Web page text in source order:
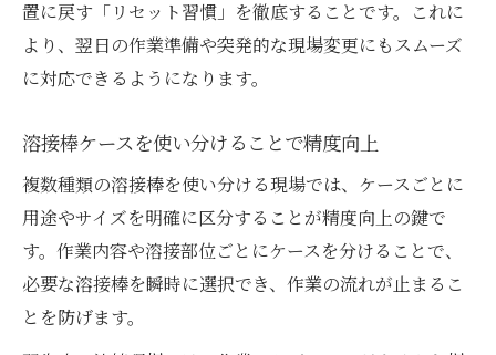
置に戻す「リセット習慣」を徹底することです。これに
より、翌日の作業準備や突発的な現場変更にもスムーズ
に対応できるようになります。
溶接棒ケースを使い分けることで精度向上
複数種類の溶接棒を使い分ける現場では、ケースごとに
用途やサイズを明確に区分することが精度向上の鍵で
す。作業内容や溶接部位ごとにケースを分けることで、
必要な溶接棒を瞬時に選択でき、作業の流れが止まるこ
とを防げます。